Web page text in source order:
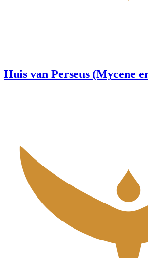
Huis van Perseus (Mycene